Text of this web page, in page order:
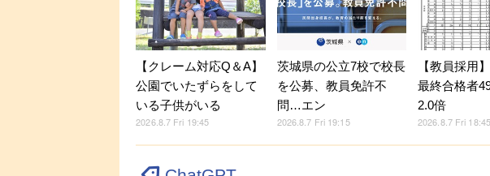
【クレーム対応Q＆A】
公園でいたずらをして
いる子供がいる
2026.8.7 Fri 19:45
茨城県の公立7校で校長
を公募、教員免許不
問…エン
2026.8.7 Fri 19:15
【教員採用
最終合格者
2.0倍
2026.8.7 Fri 18:45